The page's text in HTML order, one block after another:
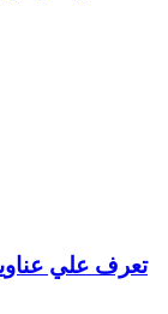
تعرف علي